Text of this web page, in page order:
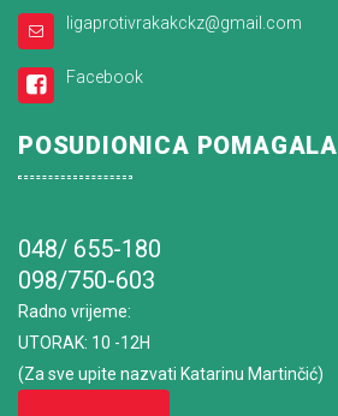
ligaprotivrakakckz@gmail.com
Facebook
POSUDIONICA POMAGALA
048/ 655-180
098/750-603
Radno vrijeme:
UTORAK: 10 -12H
(Za sve upite nazvati Katarinu Martinčić)